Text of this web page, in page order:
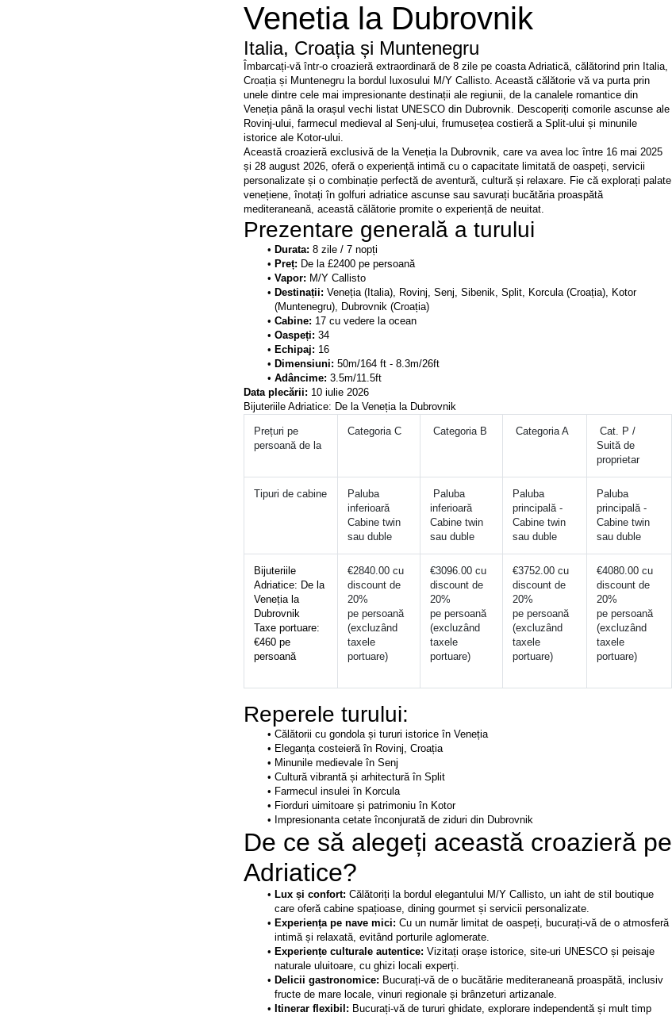
Venetia la Dubrovnik
Italia, Croația și Muntenegru
Îmbarcați-vă într-o croazieră extraordinară de 8 zile pe coasta Adriatică, călătorind prin Italia,
Croația și Muntenegru la bordul luxosului M/Y Callisto. Această călătorie vă va purta prin
unele dintre cele mai impresionante destinații ale regiunii, de la canalele romantice din
Veneția până la orașul vechi listat UNESCO din Dubrovnik. Descoperiți comorile ascunse ale
Rovinj-ului, farmecul medieval al Senj-ului, frumusețea costieră a Split-ului și minunile
istorice ale Kotor-ului.
Această croazieră exclusivă de la Veneția la Dubrovnik, care va avea loc între 16 mai 2025
și 28 august 2026, oferă o experiență intimă cu o capacitate limitată de oaspeți, servicii
personalizate și o combinație perfectă de aventură, cultură și relaxare. Fie că explorați palate
venețiene, înotați în golfuri adriatice ascunse sau savurați bucătăria proaspătă
mediteraneană, această călătorie promite o experiență de neuitat.
Prezentare generală a turului
Durata: 8 zile / 7 nopți
Preț: De la £2400 pe persoană
Vapor: M/Y Callisto
Destinații: Veneția (Italia), Rovinj, Senj, Sibenik, Split, Korcula (Croația), Kotor
(Muntenegru), Dubrovnik (Croația)
Cabine: 17 cu vedere la ocean
Oaspeți: 34
Echipaj: 16
Dimensiuni: 50m/164 ft - 8.3m/26ft
Adâncime: 3.5m/11.5ft
Data plecării: 10 iulie 2026
Bijuteriile Adriatice: De la Veneția la Dubrovnik
Prețuri pe
persoană de la
Categoria C Categoria B Categoria A
Suită de
proprietar
Tipuri de cabine
Paluba
inferioară
Cabine twin
sau duble
inferioară
Cabine twin
sau duble
Paluba
principală -
Cabine twin
sau duble
Paluba
principală -
Cabine twin
sau duble
Bijuteriile
Adriatice: De la
Veneția la
Dubrovnik
Taxe portuare:
€460 pe
persoană
€2840.00 cu
discount de
20%
pe persoană
(excluzând
taxele
portuare)
€3096.00 cu
discount de
20%
pe persoană
(excluzând
taxele
portuare)
€3752.00 cu
discount de
20%
pe persoană
(excluzând
taxele
portuare)
€4080.00 cu
discount de
20%
pe persoană
(excluzând
taxele
portuare)
Reperele turului:
Călătorii cu gondola și tururi istorice în Veneția
Eleganța costeieră în Rovinj, Croația
Minunile medievale în Senj
Cultură vibrantă și arhitectură în Split
Farmecul insulei în Korcula
Fiorduri uimitoare și patrimoniu în Kotor
Impresionanta cetate înconjurată de ziduri din Dubrovnik
De ce să alegeți această croazieră pe
Adriatice?
Lux și confort: Călătoriți la bordul elegantului M/Y Callisto, un iaht de stil boutique
care oferă cabine spațioase, dining gourmet și servicii personalizate.
Experiența pe nave mici: Cu un număr limitat de oaspeți, bucurați-vă de o atmosferă
intimă și relaxată, evitând porturile aglomerate.
Experiențe culturale autentice: Vizitați orașe istorice, site-uri UNESCO și peisaje
naturale uluitoare, cu ghizi locali experți.
Delicii gastronomice: Bucurați-vă de o bucătărie mediteraneană proaspătă, inclusiv
fructe de mare locale, vinuri regionale și brânzeturi artizanale.
Itinerar flexibil: Bucurați-vă de tururi ghidate, explorare independentă și mult timp